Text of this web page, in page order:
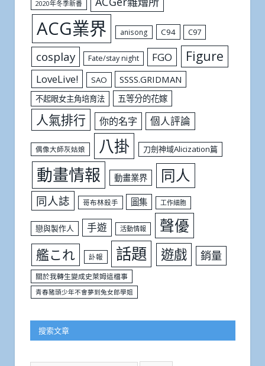
2020年冬季新番
ACG業界 anisong C94 C97
cosplay Fate/stay night FGO Figure
LoveLive! SAO SSSS.GRIDMAN
不起眼女主角培育法 五等分的花嫁
人氣排行 你的名字 個人評論
偶像大師灰姑娘 八掛 刀劍神域Alicization篇
動畫情報 動畫業界 同人
同人誌 哥布林殺手 圖集 工作細胞
戀與製作人 手遊 活動情報 聲優
艦これ 訃報 話題 遊戲 銷量
關於我轉生變成史萊姆這檔事
青春豬頭少年不會夢到兔女郎學姐
搜索文章